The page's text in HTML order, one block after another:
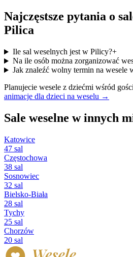
Najczęstsze pytania o
Pilica
Ile sal weselnych jest w Pilicy?+
Na ile osób można zorganizować
Jak znaleźć wolny termin na wesele
Planujecie wesele z dziećmi wśród
animacje dla dzieci na weselu →
Sale weselne w innych
Katowice
47 sal
Częstochowa
38 sal
Sosnowiec
32 sal
Bielsko-Biała
28 sal
Tychy
25 sal
Chorzów
20 sal